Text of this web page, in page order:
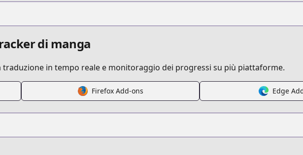
mashin/list?title_no=4341
machine/list?title_no=4344
di manga
in tempo reale e monitoraggio dei progressi su più piattaforme.
Firefox Add-ons Edge